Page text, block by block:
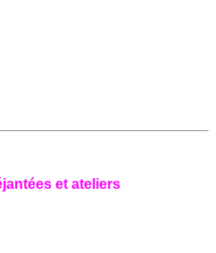
et ateliers